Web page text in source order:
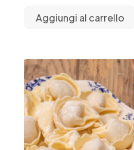
Aggiungi al carrello